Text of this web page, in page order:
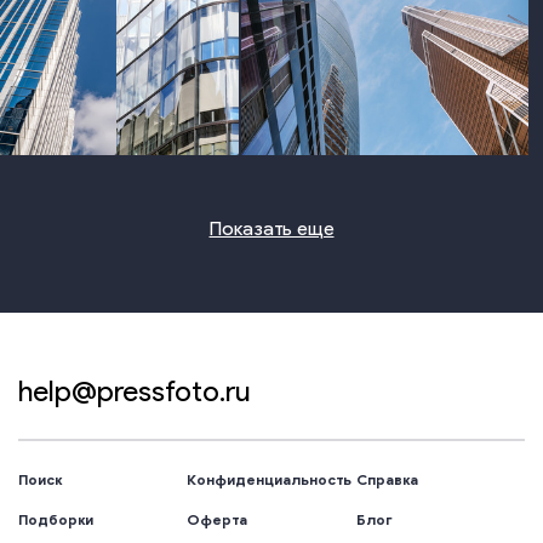
photo photo
Показать еще
help@pressfoto.ru
Поиск
Подборки
Конфиденциальность
Оферта
Справка
Блог